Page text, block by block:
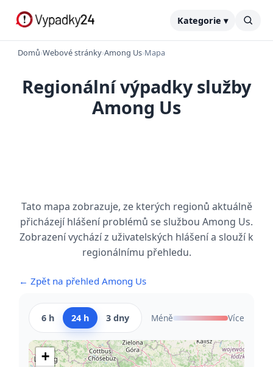
Kategorie ▾
Domů›Webové stránky›Among Us›Mapa
Regionální výpadky služby
Among Us
Tato mapa zobrazuje, ze kterých regionů aktuálně
přicházejí hlášení problémů se službou Among Us.
Zobrazení vychází z uživatelských hlášení a slouží k
regionálnímu přehledu.
← Zpět na přehled Among Us
6 h 24 h 3 dny Méně Více
+